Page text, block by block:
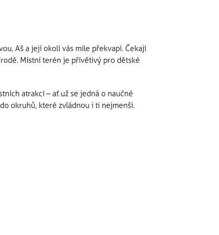
Aš a její okolí vás mile překvapí. Čekají
Místní terén je přívětivý pro dětské
atrakcí – ať už se jedná o naučné
okruhů, které zvládnou i ti nejmenší.